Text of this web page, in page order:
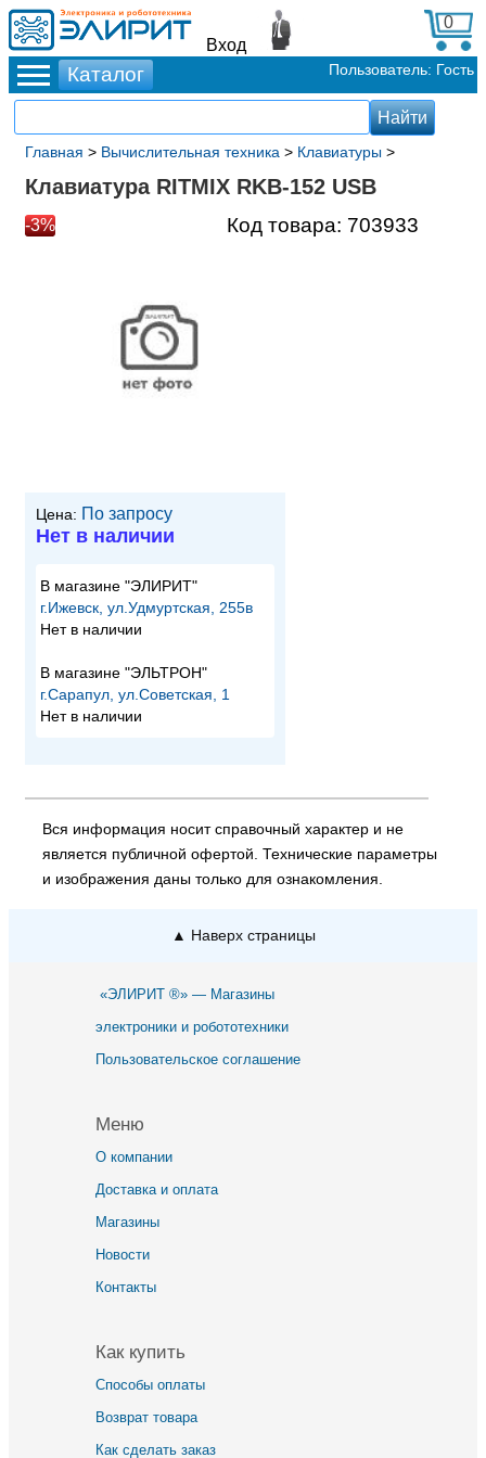
Вход
0
Пользователь: Гость
Главная > Вычислительная техника > Клавиатуры >
Клавиатура RITMIX RKB-152 USB
-3% Код товара: 703933
Цена: По запросу
Нет в наличии
В магазине "ЭЛИРИТ"
г.Ижевск, ул.Удмуртская, 255в
Нет в наличии
В магазине "ЭЛЬТРОН"
г.Сарапул, ул.Советская, 1
Нет в наличии
Вся информация носит справочный характер и не
является публичной офертой. Технические параметры
и изображения даны только для ознакомления.
▲ Наверх страницы
«ЭЛИРИТ ®» — Магазины
электроники и робототехники
Пользовательское соглашение
Меню
О компании
Доставка и оплата
Магазины
Новости
Контакты
Как купить
Способы оплаты
Возврат товара
Как сделать заказ